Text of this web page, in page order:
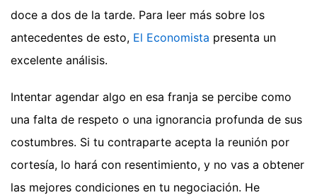
doce a dos de la tarde. Para leer más sobre los
antecedentes de esto, El Economista presenta un
excelente análisis.
Intentar agendar algo en esa franja se percibe como
una falta de respeto o una ignorancia profunda de sus
costumbres. Si tu contraparte acepta la reunión por
cortesía, lo hará con resentimiento, y no vas a obtener
las mejores condiciones en tu negociación. He